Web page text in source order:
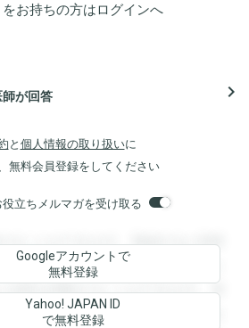
お持ちの方はログインへ
が回答 navigate_next
と 個人情報の取り扱いに
無料会員登録をしてください
立ちメルマガを受け取る
ることができます。登録すると回答
す。登録すると回答を閲覧すること
回答を閲覧することができます。登
ことができます。登録すると回答を
Googleアカウントで
無料登録
Yahoo! JAPAN ID
で無料登録